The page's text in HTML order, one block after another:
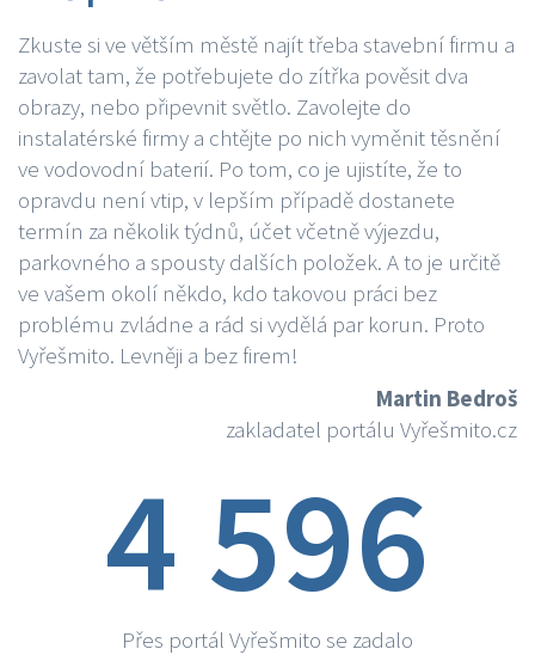
Zkuste si ve větším městě najít třeba stavební firmu a
zavolat tam, že potřebujete do zítřka pověsit dva
obrazy, nebo připevnit světlo. Zavolejte do
instalatérské firmy a chtějte po nich vyměnit těsnění
ve vodovodní baterií. Po tom, co je ujistíte, že to
opravdu není vtip, v lepším případě dostanete
termín za několik týdnů, účet včetně výjezdu,
parkovného a spousty dalších položek. A to je určitě
ve vašem okolí někdo, kdo takovou práci bez
problému zvládne a rád si vydělá par korun. Proto
Vyřešmito. Levněji a bez firem!
Martin Bedroš
zakladatel portálu Vyřešmito.cz
4 596
Přes portál Vyřešmito se zadalo